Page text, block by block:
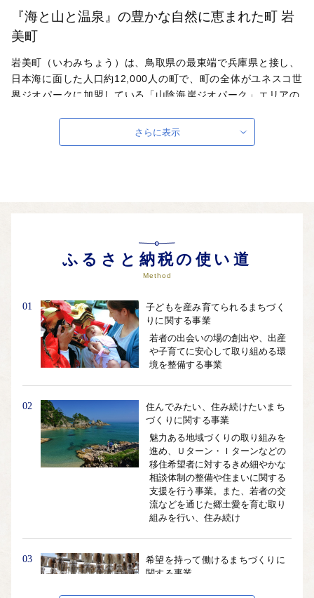
『海と山と温泉』の豊かな自然に恵まれた町 岩
美町
岩美町（いわみちょう）は、鳥取県の最東端で兵庫県と接し、
日本海に面した人口約12,000人の町で、町の全体がユネスコ世
界ジオパークに加盟している「山陰海岸ジオパーク」エリアの
の人々の温かいおもてなしで皆さまをお迎えします。岩美町で
は、ふるさと納税制度の創設に伴い平成20年度から「ふるさと
外部サイトへ遷移します。
個人情報の保護は遷移先サイトの方針に従います。
さらに表示
ふるさと納税の使い道
Method
01
子どもを産み育てられるまちづく
りに関する事業
若者の出会いの場の創出や、出産
や子育てに安心して取り組める環
境を整備する事業
02
住んでみたい、住み続けたいまち
づくりに関する事業
魅力ある地域づくりの取り組みを
進め、Ｕターン・Ｉターンなどの
移住希望者に対するきめ細やかな
相談体制の整備や住まいに関する
支援を行う事業。また、若者の交
流などを通じた郷土愛を育む取り
組みを行い、住み続け
03
希望を持って働けるまちづくりに
関する事業